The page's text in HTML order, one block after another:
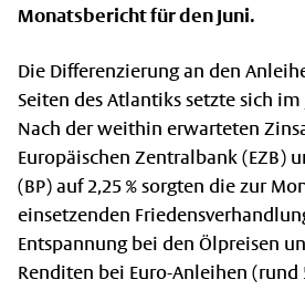
Monatsbericht für den Juni.
Die Differenzierung an den
Seiten des Atlantiks setzte sich
Nach der weithin erwarteten
Europäischen Zentralbank (EZB)
(BP) auf 2,25 % sorgten die zur
einsetzenden
Entspannung bei den Ölpreisen
Renditen bei Euro-Anleihen (rund